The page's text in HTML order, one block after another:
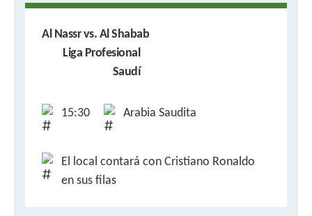
Al Nassr vs. Al Shabab
Liga Profesional
Saudí
15:30 Arabia Saudita
El local contará con Cristiano Ronaldo
en sus filas